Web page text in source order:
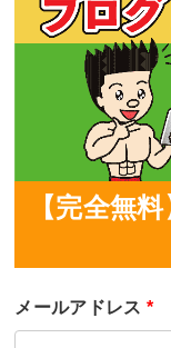
【完全無
メールアドレス *